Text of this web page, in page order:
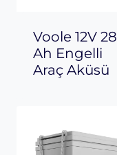
Voole 12V 28
Ah Engelli
Araç Aküsü